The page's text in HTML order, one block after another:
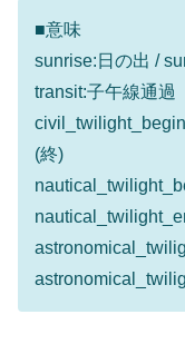
■意味
sunrise:日の出 /
transit:子午線通過
(終)